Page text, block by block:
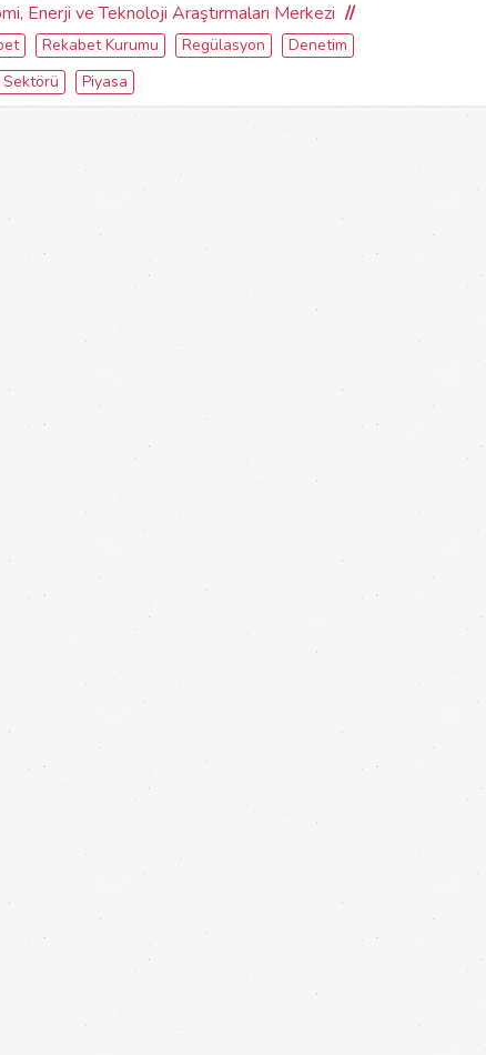
Enerji ve Teknoloji Araştırmaları Merkezi
Rekabet Kurumu Regülasyon
Denetim
Sektörü
Piyasa